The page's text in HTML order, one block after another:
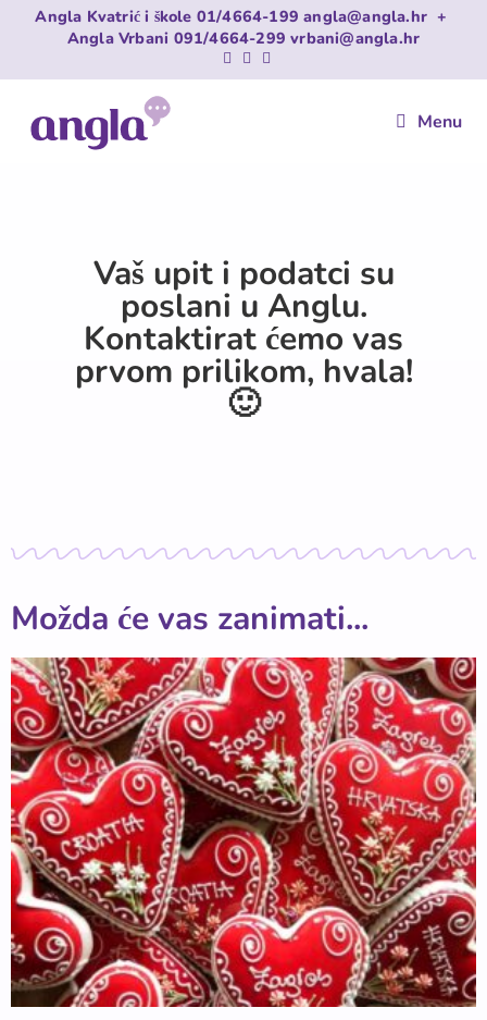
Angla Kvatrić i škole 01/4664-199angla@angla.hr +
Angla Vrbani 091/4664-299vrbani@angla.hr
Menu
Vaš upit i podatci su
poslani u Anglu.
Kontaktirat ćemo vas
prvom prilikom, hvala!
🙂
Možda će vas zanimati...